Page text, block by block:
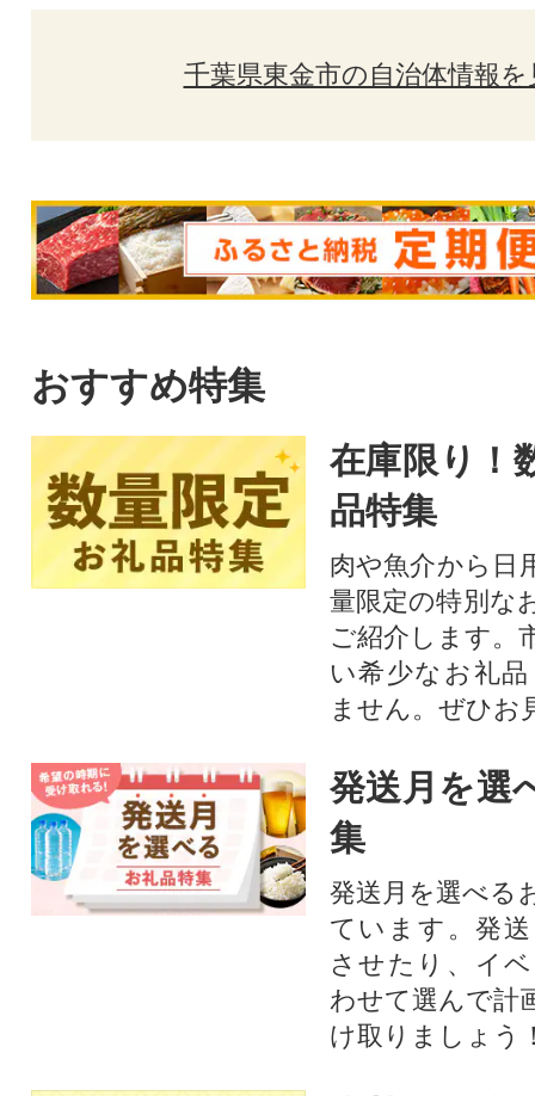
千葉県東金市の自治体情報を
おすすめ特集
在庫限り！
品特集
肉や魚介から日
量限定の特別な
ご紹介します。
い希少なお礼
ません。ぜひお
発送月を選
集
発送月を選べる
ています。発
させたり、イ
わせて選んで計
け取りましょう